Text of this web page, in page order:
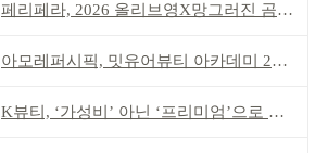
페리페라, 2026 올리브영X망그러진 곰 콜라보
아모레퍼시픽, 밋유어뷰티 아카데미 2기 발대식
K뷰티, ‘가성비’ 아닌 ‘프리미엄’으로 승부걸어야